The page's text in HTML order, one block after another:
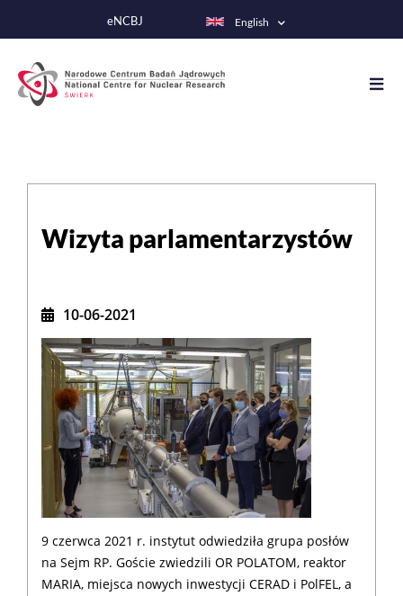
to
content
eNCBJ English
Wizyta parlamentarzystów
10-06-2021
9 czerwca 2021 r. instytut odwiedziła grupa posłów
na Sejm RP. Goście zwiedzili OR POLATOM, reaktor
MARIA, miejsca nowych inwestycji CERAD i PolFEL, a